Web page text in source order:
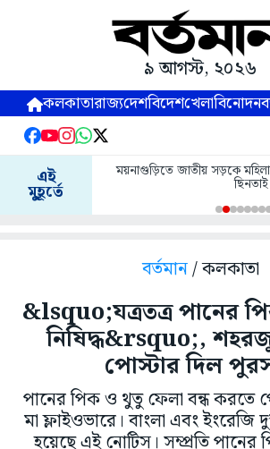
৯ আগস্ট, ২০২৬
কলকাতারাজ্যদেশবিদেশখেলাবিনোদন
এই
মুহূর্তে
ময়নাগুড়িতে জাতীয় সড়কে
ছিনতাই
বর্তমান/ কলকাতা
&lsquo;যত্রতত্র পানের
নিষিদ্ধ&rsquo;,
পোস্টার দিল
পানের পিক ও থুতু ফেলা বন্ধ করতে
মা ফ্লাইওভারে। বাংলা এবং ইংরেজি
হয়েছে এই নোটিস। সম্প্রতি পানের